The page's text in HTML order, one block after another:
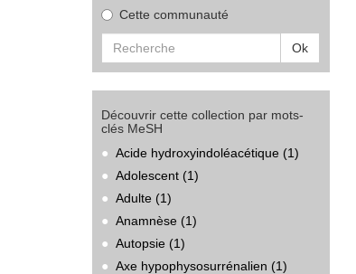
Cette communauté
Ok
Découvrir cette collection par mots-
clés MeSH
Acide hydroxyindoléacétique (1)
Adolescent (1)
Adulte (1)
Anamnèse (1)
Autopsie (1)
Axe hypophysosurrénalien (1)